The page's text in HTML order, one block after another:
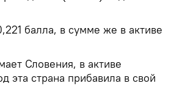
балла, в сумме же в активе
Словения, в активе
эта страна прибавила в свой